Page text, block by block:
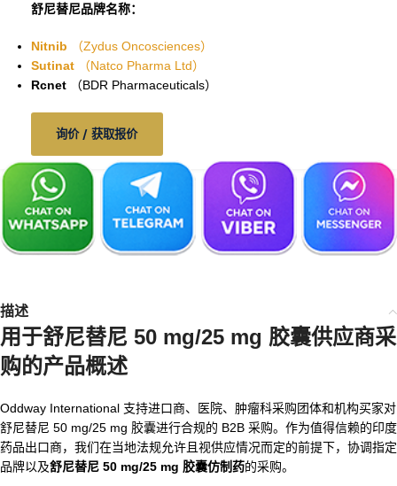
舒尼替尼品牌名称：
Nitnib
（Zydus Oncosciences）
Sutinat
（Natco Pharma Ltd）
Rcnet
（BDR Pharmaceuticals）
询价 / 获取报价
描述
用于舒尼替尼 50 mg/25 mg 胶囊供应商采
购的产品概述
Oddway International 支持进口商、医院、肿瘤科采购团体和机构买家对
舒尼替尼 50 mg/25 mg 胶囊进行合规的 B2B 采购。作为值得信赖的印度
药品出口商，我们在当地法规允许且视供应情况而定的前提下，协调指定
品牌以及舒尼替尼 50 mg/25 mg 胶囊仿制药的采购。